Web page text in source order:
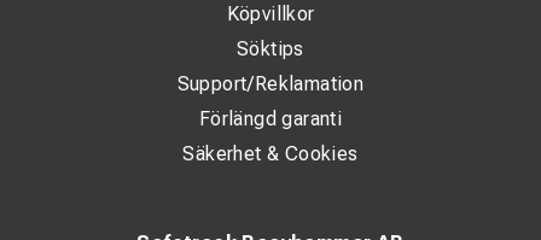
Köpvillkor
Söktips
Support/Reklamation
Förlängd garanti
Säkerhet & Cookies